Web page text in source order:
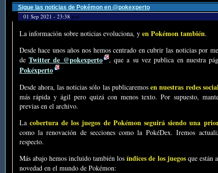
Sigue las noticias de Pokémon en @pokexperto
01 Sep 2021 - 23:38 por
La información sobre noticias evoluciona, y en Pokémon también.
Desde hace unos años nos hemos centrado en cubrir las noticias por
de Twitter de @pokexperto , que a su vez publica en nuestra
Pokéxperto
Desde ahora, las noticias sólo las publicaremosen nuestras redes
más rápida y ágil pero quizá con menos texto. Por supuesto,
previas en el archivo.
La cobertura de los juegos de Pokémon seguirá siendo una
como la renovación de secciones como la PokéDex. Iremos
respecto.
Más abajo hemos incluido también losíndices de los juegosque están
novedad en el mundo de Pokémon: